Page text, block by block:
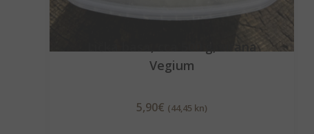
Lička basa, cca 500 g, sirana
Vegium
5,90€ (44,45 kn)